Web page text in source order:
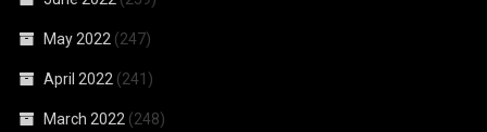
May 2022 (247)
April 2022 (241)
March 2022 (248)